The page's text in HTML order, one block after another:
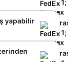
uzun
fark
yapabilir
fazla